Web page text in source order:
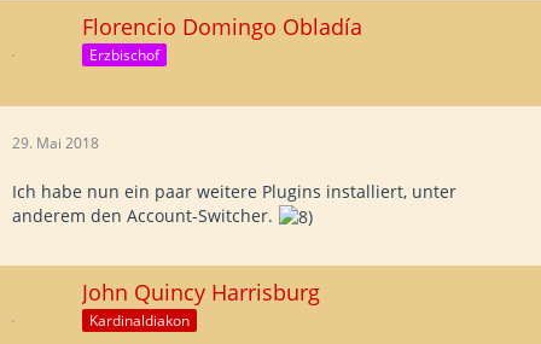
Florencio Domingo Obladía
Erzbischof
29. Mai 2018
Ich habe nun ein paar weitere Plugins installiert, unter
anderem den Account-Switcher.
John Quincy Harrisburg
Kardinaldiakon